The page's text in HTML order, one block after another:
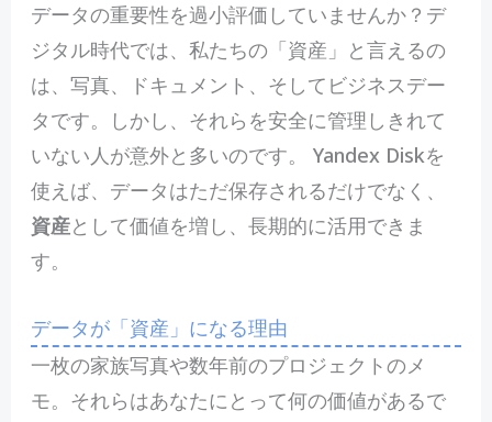
データの重要性を過小評価していませんか？デ
ジタル時代では、私たちの「資産」と言えるの
は、写真、ドキュメント、そしてビジネスデー
タです。しかし、それらを安全に管理しきれて
いない人が意外と多いのです。 Yandex Diskを
使えば、データはただ保存されるだけでなく、
資産として価値を増し、長期的に活用できま
す。
データが「資産」になる理由
一枚の家族写真や数年前のプロジェクトのメ
モ。それらはあなたにとって何の価値があるで